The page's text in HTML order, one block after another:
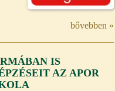
bővebben »
IS
AZ APOR